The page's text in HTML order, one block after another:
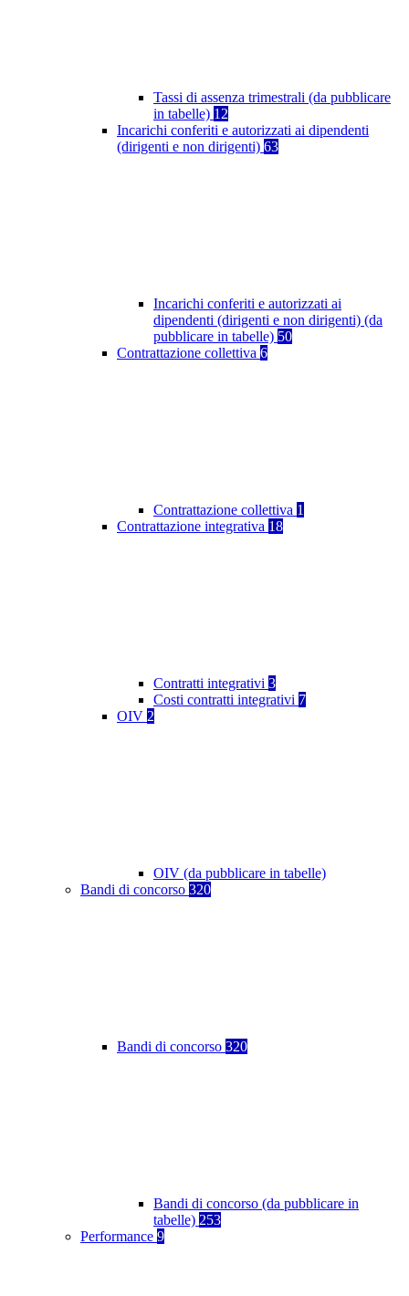
Tassi di assenza trimestrali (da pubblicare
in tabelle) 12
Incarichi conferiti e autorizzati ai dipendenti
(dirigenti e non dirigenti) 63
Incarichi conferiti e autorizzati ai
dipendenti (dirigenti e non dirigenti) (da
pubblicare in tabelle) 50
Contrattazione collettiva 6
Contrattazione collettiva 1
Contrattazione integrativa 18
Contratti integrativi 3
Costi contratti integrativi 7
OIV 2
OIV (da pubblicare in tabelle)
Bandi di concorso 320
Bandi di concorso 320
Bandi di concorso (da pubblicare in
tabelle) 253
Performance 9